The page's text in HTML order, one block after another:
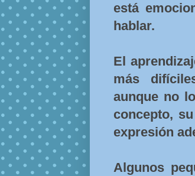
está
hablar.
El
más
aunque no
concepto,
expresión
Algunos